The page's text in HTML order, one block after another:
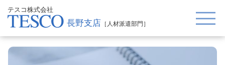
テスコ株式会社
長野支店 ［人材派遣部門］